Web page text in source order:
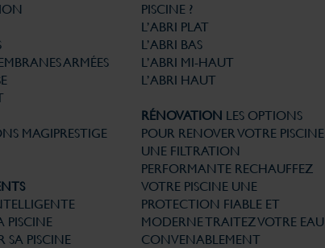
ARMÉES
MAGIPRESTIGE
PISCINE
SA PISCINE
PISCINE ?
L’ABRI PLAT
L’ABRI BAS
L’ABRI MI-HAUT
L’ABRI HAUT
RÉNOVATION LES OPTIONS
POUR RENOVER VOTRE PISCINE
UNE FILTRATION
PERFORMANTE RECHAUFFEZ
VOTRE PISCINE UNE
PROTECTION FIABLE ET
MODERNETRAITEZ VOTRE EAU
CONVENABLEMENT